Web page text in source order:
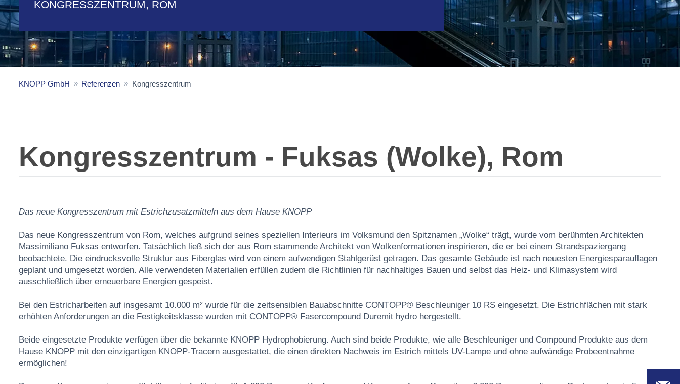
KONGRESSZENTRUM, ROM
KNOPP GmbH Referenzen Kongresszentrum
Kongresszentrum - Fuksas (Wolke), Rom
Das neue Kongresszentrum mit Estrichzusatzmitteln aus dem Hause KNOPP
Das neue Kongresszentrum von Rom, welches aufgrund seines speziellen Interieurs im Volksmund den Spitznamen „Wolke“ trägt, wurde vom berühmten Architekten
Massimiliano Fuksas entworfen. Tatsächlich ließ sich der aus Rom stammende Architekt von Wolkenformationen inspirieren, die er bei einem Strandspaziergang
beobachtete. Die eindrucksvolle Struktur aus Fiberglas wird von einem aufwendigen Stahlgerüst getragen. Das gesamte Gebäude ist nach neuesten Energiesparauflagen
geplant und umgesetzt worden. Alle verwendeten Materialien erfüllen zudem die Richtlinien für nachhaltiges Bauen und selbst das Heiz- und Klimasystem wird
ausschließlich über erneuerbare Energien gespeist.
Bei den Estricharbeiten auf insgesamt 10.000 m² wurde für die zeitsensiblen Bauabschnitte CONTOPP® Beschleuniger 10 RS eingesetzt. Die Estrichflächen mit stark
erhöhten Anforderungen an die Festigkeitsklasse wurden mit CONTOPP® Fasercompound Duremit hydro hergestellt.
Beide eingesetzte Produkte verfügen über die bekannte KNOPP Hydrophobierung. Auch sind beide Produkte, wie alle Beschleuniger und Compound Produkte aus dem
Hause KNOPP mit den einzigartigen KNOPP-Tracern ausgestattet, die einen direkten Nachweis im Estrich mittels UV-Lampe und ohne aufwändige Probeentnahme
ermöglichen!